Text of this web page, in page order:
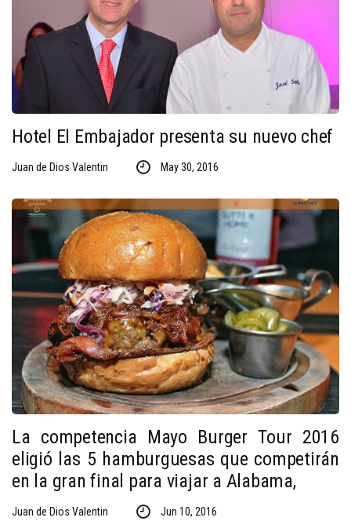
Hotel El Embajador presenta su nuevo chef
Juan de Dios Valentin May 30, 2016
La competencia Mayo Burger Tour 2016
eligió las 5 hamburguesas que competirán
en la gran final para viajar a Alabama,
Juan de Dios Valentin Jun 10, 2016